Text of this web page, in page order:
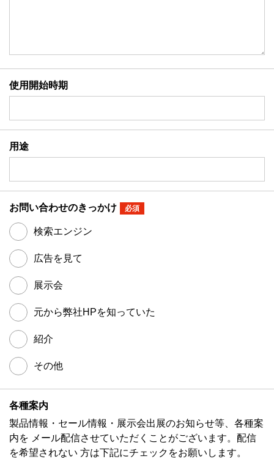
使用開始時期
用途
お問い合わせのきっかけ 必須
検索エンジン
広告を見て
展示会
元から弊社HPを知っていた
紹介
その他
各種案内
製品情報・セール情報・展示会出展のお知らせ等、各種案
内を メール配信させていただくことがございます。配信
を希望されない 方は下記にチェックをお願いします。